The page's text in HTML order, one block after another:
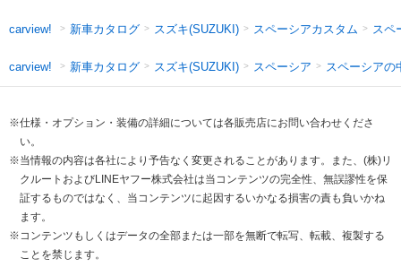
carview! 新車カタログ スズキ(SUZUKI) スペーシアカスタム スペ
carview! 新車カタログ スズキ(SUZUKI) スペーシア スペーシアの
※仕様・オプション・装備の詳細については各販売店にお問い合わせくださ
い。
※当情報の内容は各社により予告なく変更されることがあります。また、(株)リ
クルートおよびLINEヤフー株式会社は当コンテンツの完全性、無誤謬性を保
証するものではなく、当コンテンツに起因するいかなる損害の責も負いかね
ます。
※コンテンツもしくはデータの全部または一部を無断で転写、転載、複製する
ことを禁じます。